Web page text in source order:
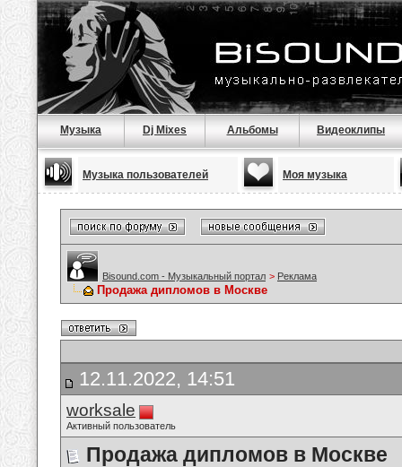
Музыка Dj Mixes Альбомы Видеоклипы
Музыка пользователей Моя музыка
Bisound.com - Музыкальный портал > Реклама
Продажа дипломов в Москве
12.11.2022, 14:51
worksale
Активный пользователь
Продажа дипломов в Москве